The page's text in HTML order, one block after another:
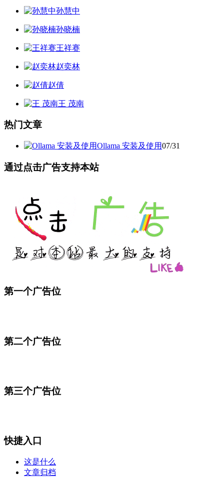
孙慧中
孙晓楠
王祥赛
赵奕林
赵倩
王 茂南
热门文章
Ollama 安装及使用07/31
通过点击广告支持本站
第一个广告位
第二个广告位
第三个广告位
快捷入口
这是什么
文章归档